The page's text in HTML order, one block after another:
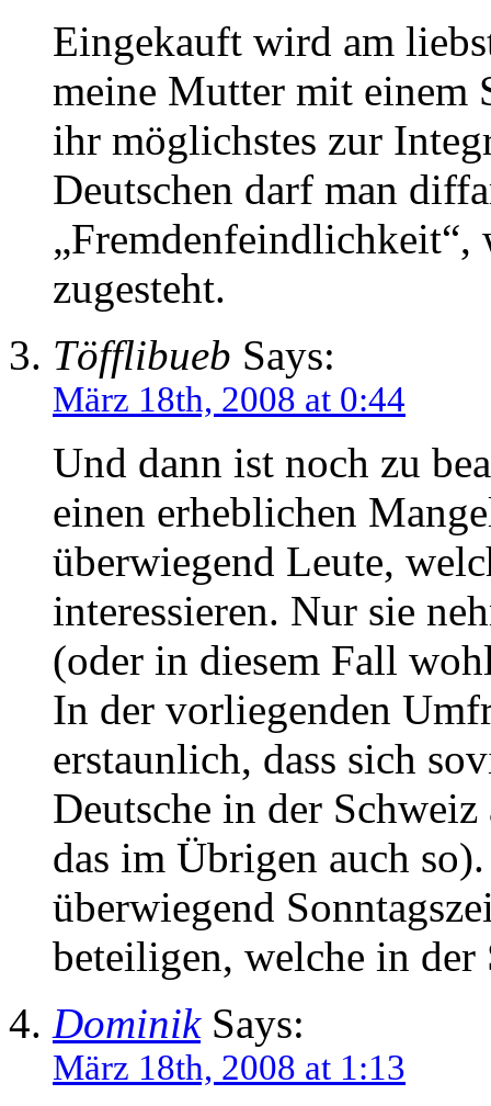
Eingekauft wird am
meine Mutter mit einem
ihr möglichstes zur
Deutschen darf man
„Fremdenfeindlichkeit“,
zugesteht.
Töfflibueb Says:
März 18th, 2008 at 0:44
Und dann ist noch zu
einen erheblichen
überwiegend Leute,
interessieren. Nur sie
(oder in diesem Fall
In der vorliegenden
erstaunlich, dass sich
Deutsche in der Schweiz
das im Übrigen auch
überwiegend
beteiligen, welche in der
DominikSays:
März 18th, 2008 at 1:13